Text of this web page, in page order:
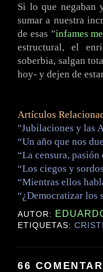
Si lo que negaban
sumar a nuestra
de esas ”infames
estructural, el
soberbia, salgan
hoy- y dejen de
Artículos
"Jubilaciones y las
“Un año que nos
“La censura,
“Los ciegos y
“Mientras ellos
“¿Democratizar los
AUTOR:
ETIQUETAS:
66